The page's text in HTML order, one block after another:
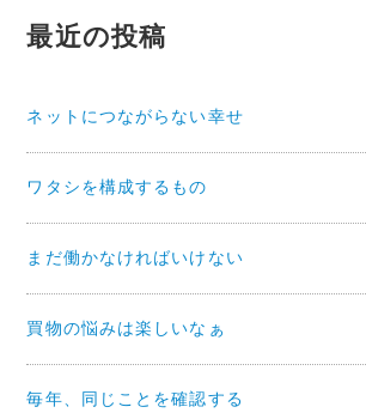
シ
ン
最近の投稿
ネットにつながらない幸せ
ワタシを構成するもの
まだ働かなければいけない
買物の悩みは楽しいなぁ
毎年、同じことを確認する